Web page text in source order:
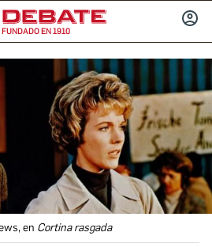
FUNDADO EN 1910
en Cortina rasgada